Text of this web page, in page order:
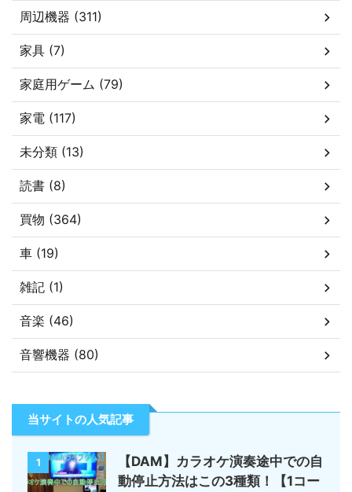
周辺機器 (311)
家具 (7)
家庭用ゲーム (79)
家電 (117)
未分類 (13)
読書 (8)
買物 (364)
車 (19)
雑記 (1)
音楽 (46)
音響機器 (80)
当サイトの人気記事
1
【DAM】カラオケ演奏途中での自
動停止方法はこの3種類！【1コー